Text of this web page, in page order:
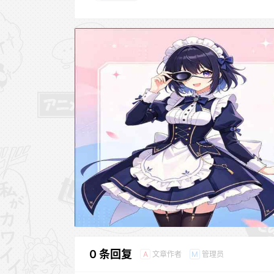
0 条回复 A 文章作者 M 管理员